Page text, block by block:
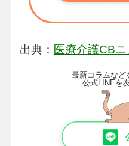
出典： 医療介護CBニ
最新コラムなど
公式LINEを